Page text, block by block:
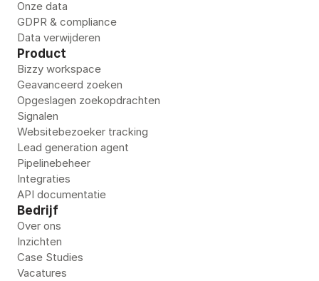
Onze data
GDPR & compliance
Data verwijderen
Product
Bizzy workspace
Geavanceerd zoeken
Opgeslagen zoekopdrachten
Signalen
Websitebezoeker tracking
Lead generation agent
Pipelinebeheer
Integraties
API documentatie
Bedrijf
Over ons
Inzichten
Case Studies
Vacatures